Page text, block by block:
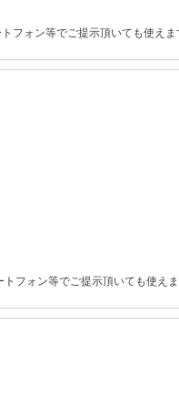
フォン等でご提示頂いても使えま
フォン等でご提示頂いても使え